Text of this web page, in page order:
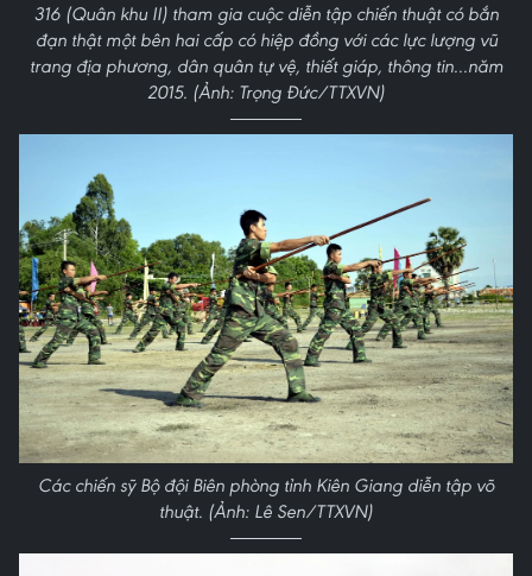
316 (Quân khu II) tham gia cuộc diễn tập chiến thuật có bắn
đạn thật một bên hai cấp có hiệp đồng với các lực lượng vũ
trang địa phương, dân quân tự vệ, thiết giáp, thông tin...năm
2015. (Ảnh: Trọng Đức/TTXVN)
Các chiến sỹ Bộ đội Biên phòng tỉnh Kiên Giang diễn tập võ
thuật. (Ảnh: Lê Sen/TTXVN)